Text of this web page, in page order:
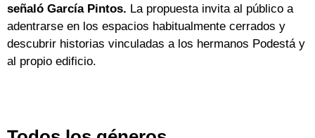
señaló García Pintos. La propuesta invita al público a
adentrarse en los espacios habitualmente cerrados y
descubrir historias vinculadas a los hermanos Podestá y
al propio edificio.